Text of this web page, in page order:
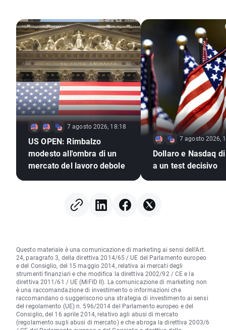
7 agosto 2026, 18:18
US OPEN: Rimbalzo
modesto all'ombra di un
mercato del lavoro debole
7 agosto 2026,
Dollaro e Nasdaq
a un test decisivo
Questo materiale è una comunicazione di marketing ai sensi dell'Art.
24, paragrafo 3, della direttiva 2014/65 / UE del Parlamento europeo
e del Consiglio, del 15 maggio 2014, relativa ai mercati degli
strumenti finanziari e che modifica la direttiva 2002/92 / CE e la
direttiva 2011/61 / UE (MiFID II). La comunicazione di marketing non
è una raccomandazione di investimento o informazioni che
raccomandano o suggeriscono una strategia di investimento ai sensi
del regolamento (UE) n. 596/2014 del Parlamento europeo e del
Consiglio, del 16 aprile 2014, relativo agli abusi di mercato
(regolamento sugli abusi di mercato) e che abroga la direttiva 2003/6